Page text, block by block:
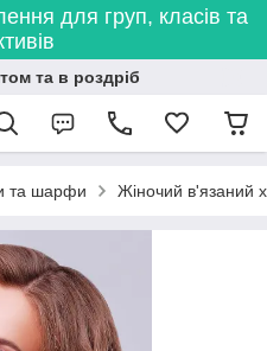
для груп, класів та
та в роздріб
та шарфи Жіночий в'язаний